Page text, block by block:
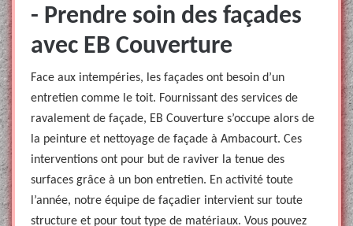
- Prendre soin des façades
avec EB Couverture
Face aux intempéries, les façades ont besoin d’un
entretien comme le toit. Fournissant des services de
ravalement de façade, EB Couverture s’occupe alors de
la peinture et nettoyage de façade à Ambacourt. Ces
interventions ont pour but de raviver la tenue des
surfaces grâce à un bon entretien. En activité toute
l’année, notre équipe de façadier intervient sur toute
structure et pour tout type de matériaux. Vous pouvez